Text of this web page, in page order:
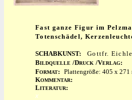
Fast ganze Figur im
Totenschädel,
SCHABKUNST:
Gottfr.
BILDQUELLE /DRUCK /VERLAG:
FORMAT: Plattengröße: 405 x
KOMMENTAR:
LITERATUR:
x